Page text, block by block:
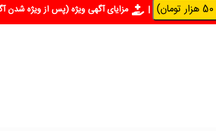
| مزایای آگهی ویژه(پس از ویژه شدن